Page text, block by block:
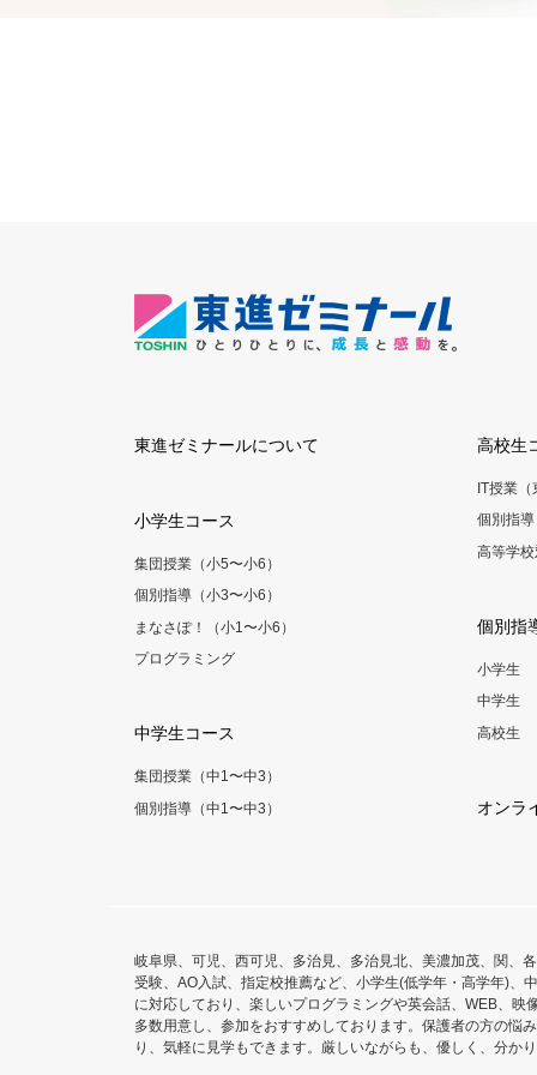
東進ゼミナールについて
小学生コース
集団授業（小5〜小6）
個別指導（小3〜小6）
まなさぽ！（小1〜小6）
プログラミング
中学生コース
集団授業（中1〜中3）
個別指導（中1〜中3）
高校生
IT授業（
個別指
高等学
個別指
小学生
中学生
高校生
オンラ
岐阜県、可児、西可児、多治見、多治見北、美濃加茂、関、
受験、AO入試、指定校推薦など、小学生(低学年・高学年)、
に対応しており、楽しいプログラミングや英会話、WEB、
多数用意し、参加をおすすめしております。保護者の方の悩
り、気軽に見学もできます。厳しいながらも、優しく、分か